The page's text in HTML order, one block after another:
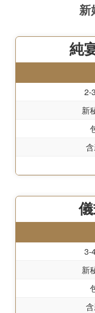
新
純
2-
新
3-
新